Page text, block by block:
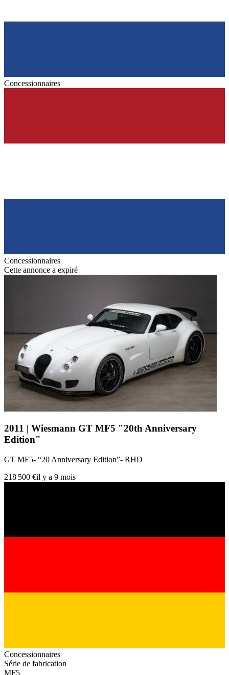
Concessionnaires
Concessionnaires
Cette annonce a expiré
2011 | Wiesmann GT MF5 "20th Anniversary
Edition"
GT MF5- “20 Anniversary Edition”- RHD
218 500 €il y a 9 mois
Concessionnaires
Série de fabrication
MF5